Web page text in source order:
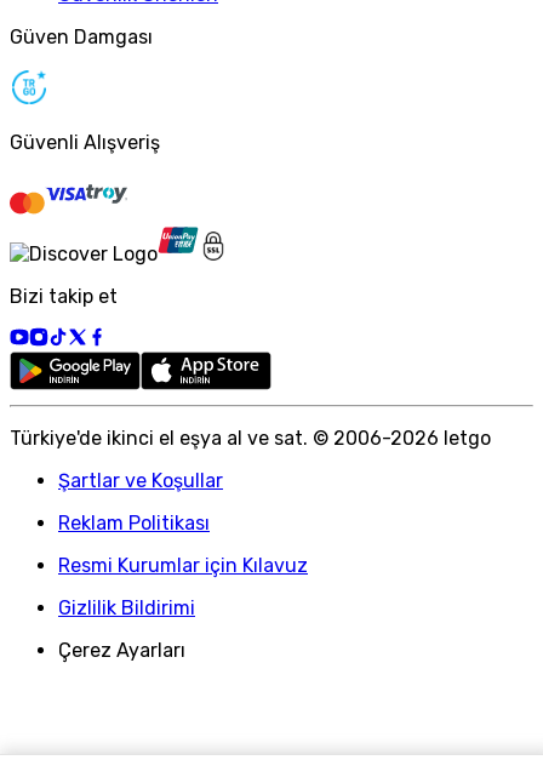
Güven Damgası
Güvenli Alışveriş
Bizi takip et
Türkiye'de ikinci el eşya al ve sat. © 2006-2026 letgo
Şartlar ve Koşullar
Reklam Politikası
Resmi Kurumlar için Kılavuz
Gizlilik Bildirimi
Çerez Ayarları